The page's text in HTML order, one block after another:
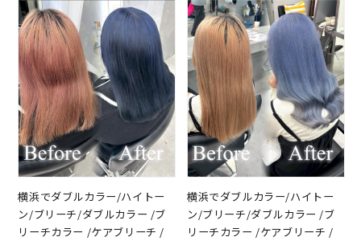
横浜でダブルカラー/ハイトー
ン/ブリーチ/ダブルカラー /ブ
リーチカラー /ケアブリーチ /
横浜でダブルカラー/ハイトー
ン/ブリーチ/ダブルカラー /ブ
リーチカラー /ケアブリーチ /